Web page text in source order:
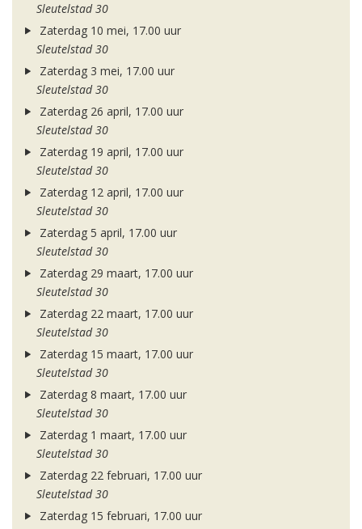
Sleutelstad 30
Zaterdag 10 mei, 17.00 uur
Sleutelstad 30
Zaterdag 3 mei, 17.00 uur
Sleutelstad 30
Zaterdag 26 april, 17.00 uur
Sleutelstad 30
Zaterdag 19 april, 17.00 uur
Sleutelstad 30
Zaterdag 12 april, 17.00 uur
Sleutelstad 30
Zaterdag 5 april, 17.00 uur
Sleutelstad 30
Zaterdag 29 maart, 17.00 uur
Sleutelstad 30
Zaterdag 22 maart, 17.00 uur
Sleutelstad 30
Zaterdag 15 maart, 17.00 uur
Sleutelstad 30
Zaterdag 8 maart, 17.00 uur
Sleutelstad 30
Zaterdag 1 maart, 17.00 uur
Sleutelstad 30
Zaterdag 22 februari, 17.00 uur
Sleutelstad 30
Zaterdag 15 februari, 17.00 uur